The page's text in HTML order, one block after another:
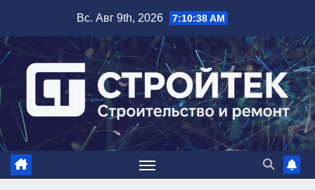
содержимому
Вс. Авг 9th, 2026 7:10:39 AM